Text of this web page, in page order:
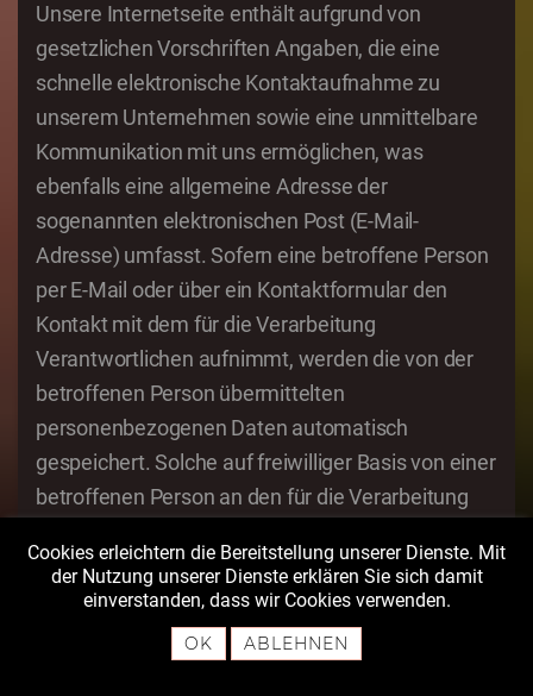
Unsere Internetseite enthält aufgrund von
gesetzlichen Vorschriften Angaben, die eine
schnelle elektronische Kontaktaufnahme zu
unserem Unternehmen sowie eine unmittelbare
Kommunikation mit uns ermöglichen, was
ebenfalls eine allgemeine Adresse der
sogenannten elektronischen Post (E-Mail-
Adresse) umfasst. Sofern eine betroffene Person
per E-Mail oder über ein Kontaktformular den
Kontakt mit dem für die Verarbeitung
Verantwortlichen aufnimmt, werden die von der
betroffenen Person übermittelten
personenbezogenen Daten automatisch
gespeichert. Solche auf freiwilliger Basis von einer
betroffenen Person an den für die Verarbeitung
personenbezogenen Daten werden für Zwecke
der Bearbeitung oder der Kontaktaufnahme zur
betroffenen Person gespeichert. Es erfolgt keine
Cookies erleichtern die Bereitstellung unserer Dienste. Mit
der Nutzung unserer Dienste erklären Sie sich damit
einverstanden, dass wir Cookies verwenden.
OK ABLEHNEN